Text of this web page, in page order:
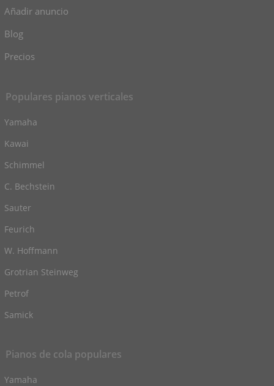
Añadir anuncio
Blog
Precios
Populares pianos verticales
Yamaha
Kawai
Schimmel
C. Bechstein
Sauter
Feurich
W. Hoffmann
Grotrian Steinweg
Petrof
Samick
Pianos de cola populares
Yamaha